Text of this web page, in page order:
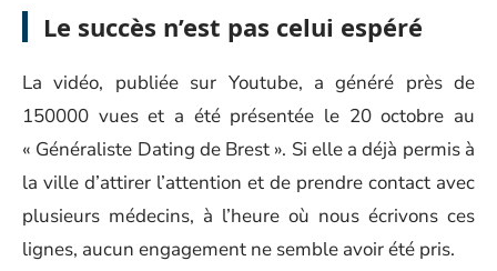
Le succès n’est pas celui espéré
La vidéo, publiée sur Youtube, a généré près de
150000 vues et a été présentée le 20 octobre au
« Généraliste Dating de Brest ». Si elle a déjà permis à
la ville d’attirer l’attention et de prendre contact avec
plusieurs médecins, à l’heure où nous écrivons ces
lignes, aucun engagement ne semble avoir été pris.